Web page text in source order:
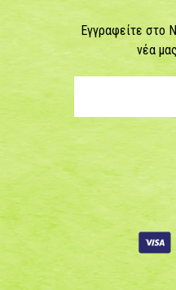
Εγγραφείτε στο
νέα